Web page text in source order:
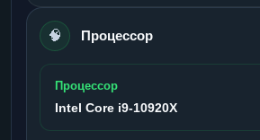
🧠 Процессор
Процессор
Intel Core i9-10920X